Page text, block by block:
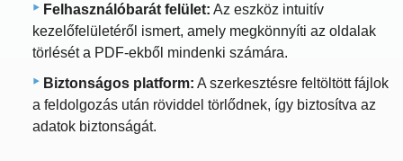
Felhasználóbarát felület: Az eszköz intuitív
kezelőfelületéről ismert, amely megkönnyíti az oldalak
törlését a PDF-ekből mindenki számára.
Biztonságos platform: A szerkesztésre feltöltött fájlok
a feldolgozás után röviddel törlődnek, így biztosítva az
adatok biztonságát.